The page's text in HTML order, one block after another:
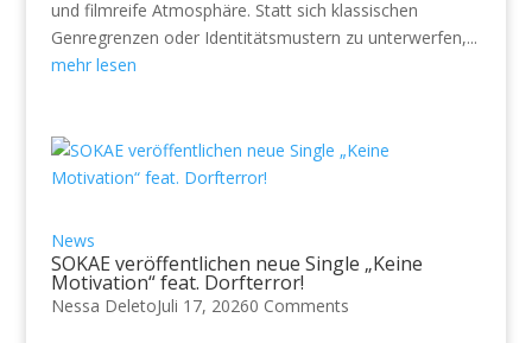
und filmreife Atmosphäre. Statt sich klassischen
Genregrenzen oder Identitätsmustern zu unterwerfen,...
mehr lesen
News
SOKAE veröffentlichen neue Single „Keine
Motivation“ feat. Dorfterror!
Nessa DeletoJuli 17, 20260 Comments